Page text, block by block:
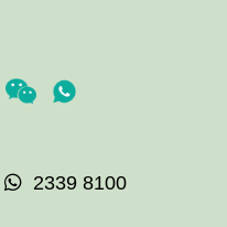
2339 8100